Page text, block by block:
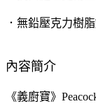
．無鉛壓克力樹
內容簡介
《義廚寶》